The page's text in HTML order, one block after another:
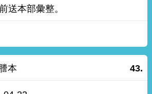
送本部彙整。
43.
本